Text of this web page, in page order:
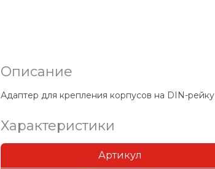
Описание
Адаптер для крепления корпусов на DIN-рейку
Характеристики
Артикул